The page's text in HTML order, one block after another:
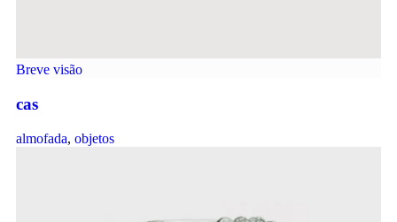
Breve visão
cas
almofada, objetos